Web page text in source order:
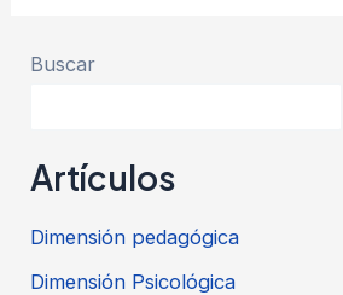
de
Buscar
Artículos
Dimensión pedagógica
Dimensión Psicológica